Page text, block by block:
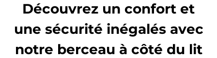
Découvrez un confort et
une sécurité inégalés avec
notre berceau à côté du lit